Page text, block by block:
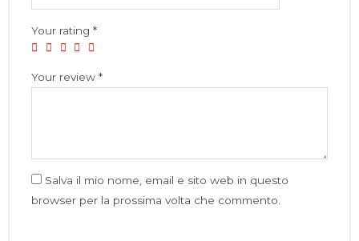
Your rating*
Your review*
Salva il mio nome, email e sito web in questo
browser per la prossima volta che commento.